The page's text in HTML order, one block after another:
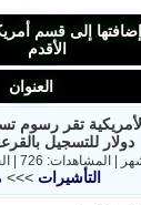
إضافتها إلى قسم
الأقدم
العنوان
تقر رسوم
دولار للتسجيل
التأشيرات>>>